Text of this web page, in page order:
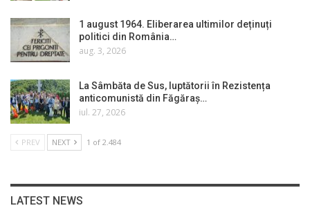
1 august 1964. Eliberarea ultimilor deținuți
politici din România…
aug. 3, 2026
La Sâmbăta de Sus, luptătorii în Rezistența
anticomunistă din Făgăraș…
iul. 27, 2026
PREV NEXT 1 of 2.484
LATEST NEWS